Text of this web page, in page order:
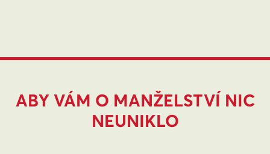
ABY VÁM O MANŽELSTVÍ NIC
NEUNIKLO